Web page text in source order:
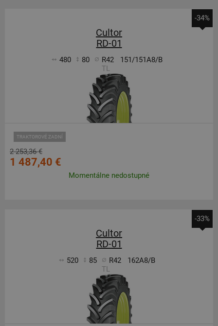
-34%
Cultor
RD-01
480 80 R42
151/151A8/B
TL
TRAKTOROVÉ ZADNÍ
2 253,36 €
1 487,40 €
Momentálne nedostupné
-33%
Cultor
RD-01
520 85 R42
162A8/B
TL